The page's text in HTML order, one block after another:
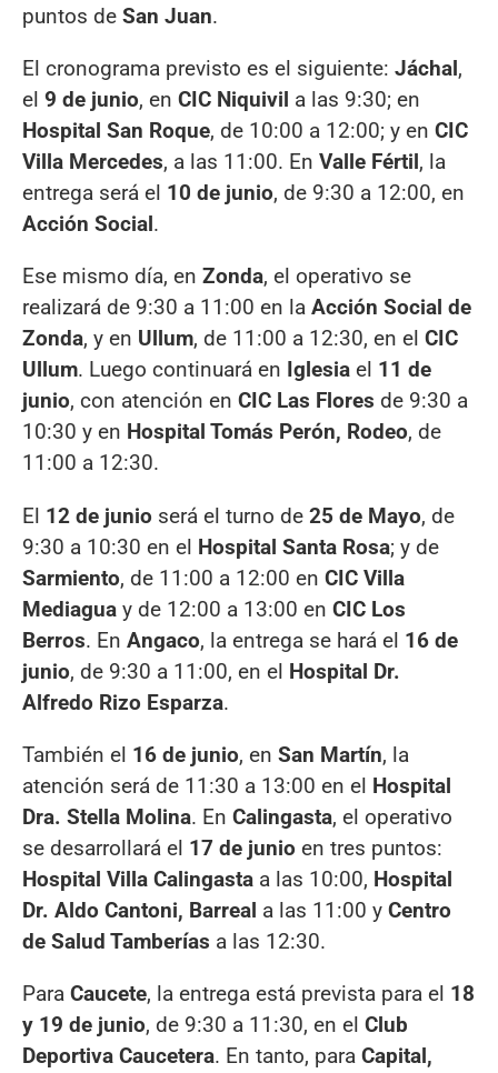
puntos de San Juan.
El cronograma previsto es el siguiente: Jáchal,
el 9 de junio, en CIC Niquivil a las 9:30; en
Hospital San Roque, de 10:00 a 12:00; y en CIC
Villa Mercedes, a las 11:00. En Valle Fértil, la
entrega será el 10 de junio, de 9:30 a 12:00, en
Acción Social.
Ese mismo día, en Zonda, el operativo se
realizará de 9:30 a 11:00 en la Acción Social de
Zonda, y en Ullum, de 11:00 a 12:30, en el CIC
Ullum. Luego continuará en Iglesia el 11 de
junio, con atención en CIC Las Flores de 9:30 a
10:30 y en Hospital Tomás Perón, Rodeo, de
11:00 a 12:30.
El 12 de junio será el turno de 25 de Mayo, de
9:30 a 10:30 en el Hospital Santa Rosa; y de
Sarmiento, de 11:00 a 12:00 en CIC Villa
Mediagua y de 12:00 a 13:00 en CIC Los
Berros. En Angaco, la entrega se hará el 16 de
junio, de 9:30 a 11:00, en el Hospital Dr.
Alfredo Rizo Esparza.
También el 16 de junio, en San Martín, la
atención será de 11:30 a 13:00 en el Hospital
Dra. Stella Molina. En Calingasta, el operativo
se desarrollará el 17 de junio en tres puntos:
Hospital Villa Calingasta a las 10:00, Hospital
Dr. Aldo Cantoni, Barreal a las 11:00 y Centro
de Salud Tamberías a las 12:30.
Para Caucete, la entrega está prevista para el 18
y 19 de junio, de 9:30 a 11:30, en el Club
Deportiva Caucetera. En tanto, para Capital,